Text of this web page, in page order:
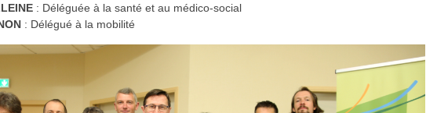
: Déléguée à la santé et au médico-social
: Délégué à la mobilité